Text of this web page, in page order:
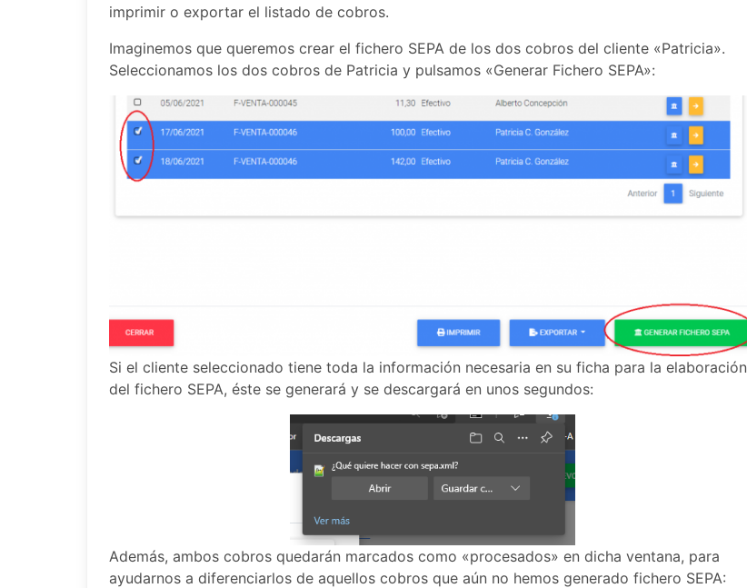
imprimir o exportar el listado de cobros.
Imaginemos que queremos crear el fichero SEPA de los dos cobros del cliente «Patricia».
Seleccionamos los dos cobros de Patricia y pulsamos «Generar Fichero SEPA»:
Si el cliente seleccionado tiene toda la información necesaria en su ficha para la elaboración
del fichero SEPA, éste se generará y se descargará en unos segundos:
Además, ambos cobros quedarán marcados como «procesados» en dicha ventana, para
ayudarnos a diferenciarlos de aquellos cobros que aún no hemos generado fichero SEPA: